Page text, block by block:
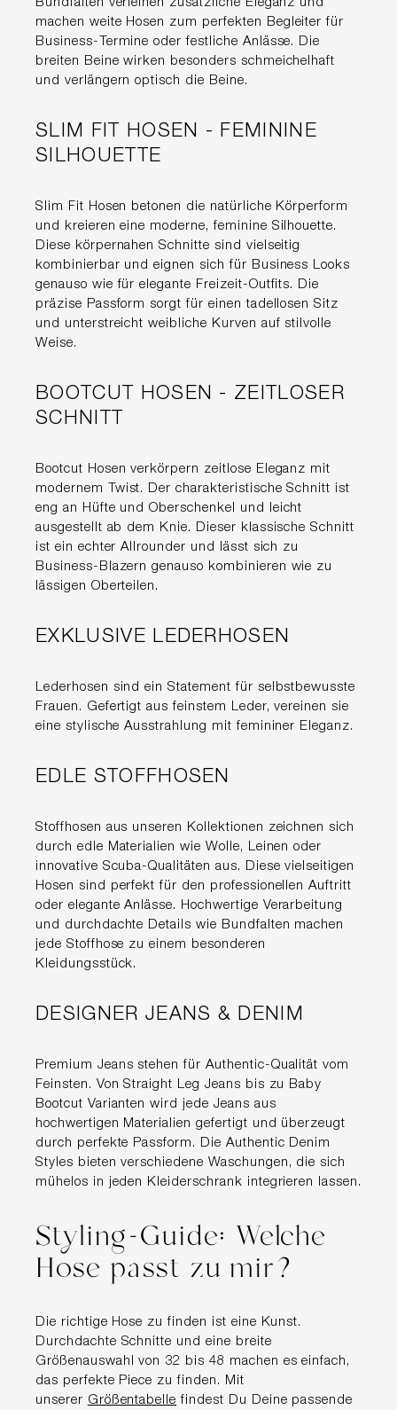
Bundfalten verleihen zusätzliche Eleganz und
machen weite Hosen zum perfekten Begleiter für
Business-Termine oder festliche Anlässe. Die
breiten Beine wirken besonders schmeichelhaft
und verlängern optisch die Beine.
SLIM FIT HOSEN - FEMININE
SILHOUETTE
Slim Fit Hosen betonen die natürliche Körperform
und kreieren eine moderne, feminine Silhouette.
Diese körpernahen Schnitte sind vielseitig
kombinierbar und eignen sich für Business Looks
genauso wie für elegante Freizeit-Outfits. Die
präzise Passform sorgt für einen tadellosen Sitz
und unterstreicht weibliche Kurven auf stilvolle
Weise.
BOOTCUT HOSEN - ZEITLOSER
SCHNITT
Bootcut Hosen verkörpern zeitlose Eleganz mit
modernem Twist. Der charakteristische Schnitt ist
eng an Hüfte und Oberschenkel und leicht
ausgestellt ab dem Knie. Dieser klassische Schnitt
ist ein echter Allrounder und lässt sich zu
Business-Blazern genauso kombinieren wie zu
lässigen Oberteilen.
EXKLUSIVE LEDERHOSEN
Lederhosen sind ein Statement für selbstbewusste
Frauen. Gefertigt aus feinstem Leder, vereinen sie
eine stylische Ausstrahlung mit femininer Eleganz.
EDLE STOFFHOSEN
Stoffhosen aus unseren Kollektionen zeichnen sich
durch edle Materialien wie Wolle, Leinen oder
innovative Scuba-Qualitäten aus. Diese vielseitigen
Hosen sind perfekt für den professionellen Auftritt
oder elegante Anlässe. Hochwertige Verarbeitung
und durchdachte Details wie Bundfalten machen
jede Stoffhose zu einem besonderen
Kleidungsstück.
DESIGNER JEANS & DENIM
Premium Jeans stehen für Authentic-Qualität vom
Feinsten. Von Straight Leg Jeans bis zu Baby
Bootcut Varianten wird jede Jeans aus
hochwertigen Materialien gefertigt und überzeugt
durch perfekte Passform. Die Authentic Denim
Styles bieten verschiedene Waschungen, die sich
mühelos in jeden Kleiderschrank integrieren lassen.
Styling-Guide: Welche
Hose passt zu mir?
Die richtige Hose zu finden ist eine Kunst.
Durchdachte Schnitte und eine breite
Größenauswahl von 32 bis 48 machen es einfach,
das perfekte Piece zu finden. Mit
unserer Größentabelle findest Du Deine passende